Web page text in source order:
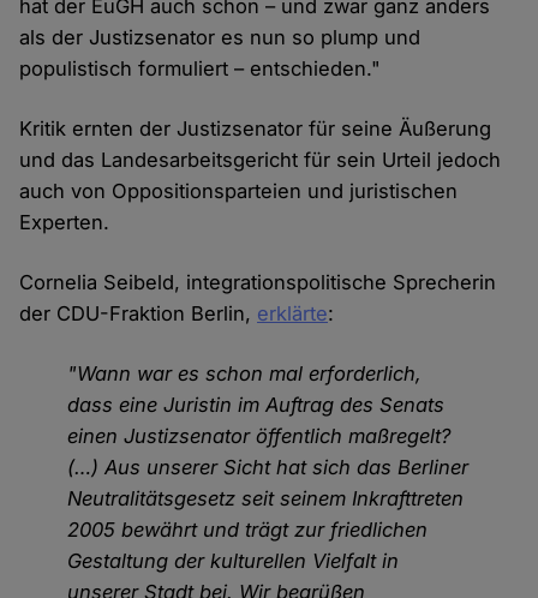
hat der EuGH auch schon – und zwar ganz anders
als der Justizsenator es nun so plump und
populistisch formuliert – entschieden."
Kritik ernten der Justizsenator für seine Äußerung
und das Landesarbeitsgericht für sein Urteil jedoch
auch von Oppositionsparteien und juristischen
Experten.
Cornelia Seibeld, integrationspolitische Sprecherin
der CDU-Fraktion Berlin, erklärte:
"Wann war es schon mal erforderlich,
dass eine Juristin im Auftrag des Senats
einen Justizsenator öffentlich maßregelt?
(…) Aus unserer Sicht hat sich das Berliner
Neutralitätsgesetz seit seinem Inkrafttreten
2005 bewährt und trägt zur friedlichen
Gestaltung der kulturellen Vielfalt in
unserer Stadt bei. Wir begrüßen